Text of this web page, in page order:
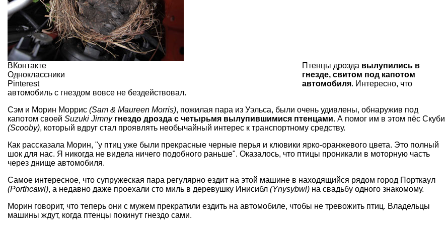
ВКонтакте
Одноклассники
Pinterest
Птенцы дрозда вылупились в
гнезде, свитом под капотом
автомобиля. Интересно, что
автомобиль с гнездом вовсе не бездействовал.
Сэм и Морин Моррис (Sam & Maureen Morris), пожилая пара из Уэльса, были очень удивлены, обнаружив под
капотом своей Suzuki Jimny гнездо дрозда с четырьмя вылупившимися птенцами. А помог им в этом пёс Скуби
(Scooby), который вдруг стал проявлять необычайный интерес к транспортному средству.
Как рассказала Морин, "у птиц уже были прекрасные черные перья и клювики ярко-оранжевого цвета. Это полный
шок для нас. Я никогда не видела ничего подобного раньше". Оказалось, что птицы проникали в моторную часть
через днище автомобиля.
Самое интересное, что супружеская пара регулярно ездит на этой машине в находящийся рядом город Порткаул
(Porthcawl), а недавно даже проехали сто миль в деревушку Инисибл (Ynysybwl) на свадьбу одного знакомому.
Морин говорит, что теперь они с мужем прекратили ездить на автомобиле, чтобы не тревожить птиц. Владельцы
машины ждут, когда птенцы покинут гнездо сами.